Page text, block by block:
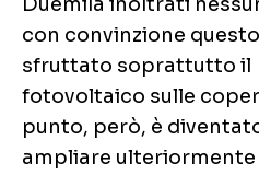
con convinzione
sfruttato soprattutto il
fotovoltaico sulle
punto, però, è
ampliare ulteriormente